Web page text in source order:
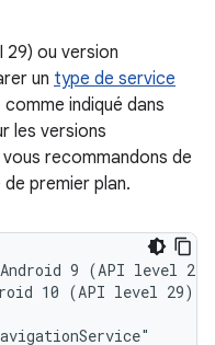
29) ou version
un type de service
comme indiqué dans
les versions
recommandons de
premier plan.
Android 9 (API level 28)
10 (API level 29)